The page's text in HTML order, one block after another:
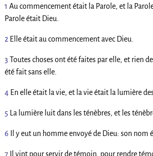
1 Au commencement était la Parole, et la
Parole était Dieu.
2 Elle était au commencement avec Dieu.
3 Toutes choses ont été faites par elle, et rien
été fait sans elle.
4 En elle était la vie, et la vie était la lumière
5 La lumière luit dans les ténèbres, et les
6 Il y eut un homme envoyé de Dieu: son nom
7
Il vint pour servir de témoin, pour rendre